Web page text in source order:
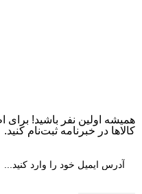
همیشه اولین نفر باشید! برای
کالاها در خبرنامه ثبت‌نام کنید.